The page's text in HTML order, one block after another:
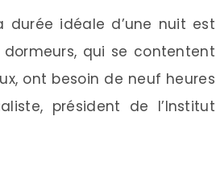
durée idéale d’une nuit est
qui se contentent
ont besoin de neuf heures
président de l’Institut